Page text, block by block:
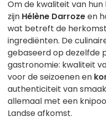
Om de kwaliteit van
zijn Hélène Darrozeen
wat betreft de
ingrediënten. De
gebaseerd op dezelfde
gastronomie: kwaliteit
voor de seizoenen en
authenticiteit van
allemaal met een
Landse afkomst.